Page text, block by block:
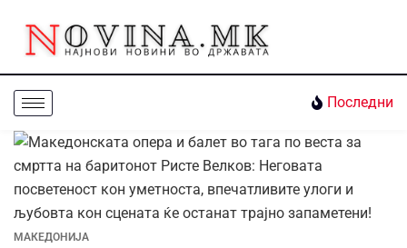
Последни
МАКЕДОНИЈА